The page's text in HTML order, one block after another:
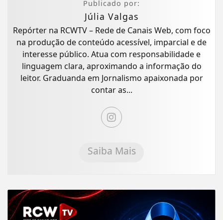
Publicado por:
Júlia Valgas
Repórter na RCWTV – Rede de Canais Web, com foco
na produção de conteúdo acessível, imparcial e de
interesse público. Atua com responsabilidade e
linguagem clara, aproximando a informação do
leitor. Graduanda em Jornalismo apaixonada por
contar as...
Saiba Mais